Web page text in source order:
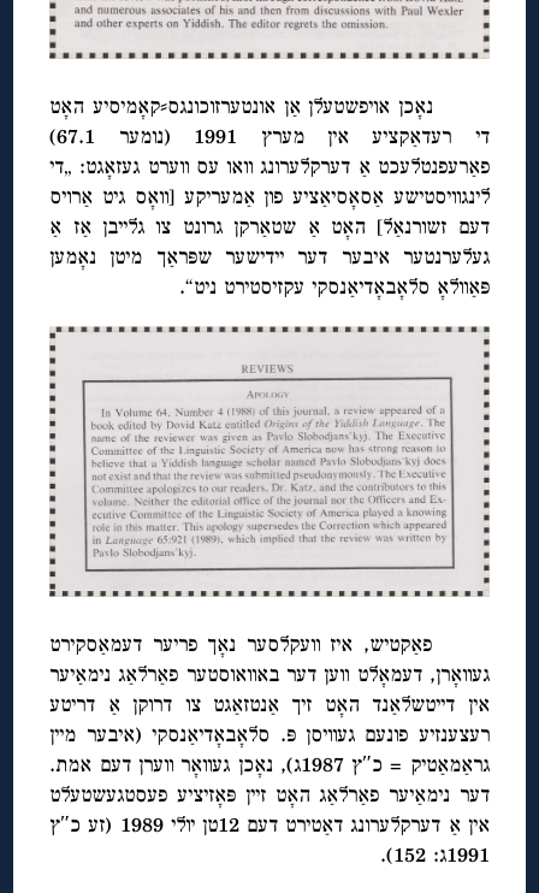
נאָכן אויפשטעלן אַן אונטערזוכונגס⸗קאָמיסיע האָט
די רעדאַקציע אין מערץ 1991 (נומער 67.1)
פאַרעפנטלעכט אַ דערקלערונג וואו עס ווערט געזאָגט: „די
לינגוויסטישע אַסאָסיאַציע פון אַמעריקע [וואָס גיט אַרויס
דעם זשורנאַל] האָט אַ שטאַרקן גרונט צו גלייבן אַז אַ
געלערנטער איבער דער יידישער שפּראַך מיטן נאָמען
פּאַוולאָ סלאָבאָדיאַנסקי עקזיסטירט ניט“.
פאַקטיש, איז וועקלסער נאָך פריער דעמאַסקירט
געוואָרן, דעמאָלט ווען דער באוואוסטער פאַרלאַג נימאַיער
אין דייטשלאַנד האָט זיך אַנטזאַגט צו דרוקן אַ דריטע
רעצענזיע פונעם געוויסן פּ. סלאָבאָדיאַנסקי (איבער מיין
גראַמאַטיק = כ″ץ 1987ג), נאָכן געוואָר ווערן דעם אמת.
דער נימאַיער פאַרלאַג האָט זיין פּאָזיציע פעסטגעשטעלט
אין אַ דערקלערונג דאַטירט דעם 12טן יולי 1989 (זע כ″ץ
1991ג: 152).